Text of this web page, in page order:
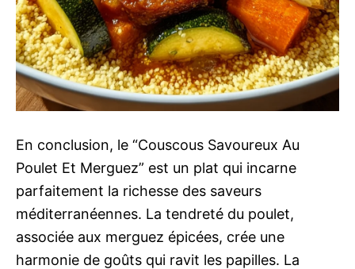
En conclusion, le “Couscous Savoureux Au
Poulet Et Merguez” est un plat qui incarne
parfaitement la richesse des saveurs
méditerranéennes. La tendreté du poulet,
associée aux merguez épicées, crée une
harmonie de goûts qui ravit les papilles. La